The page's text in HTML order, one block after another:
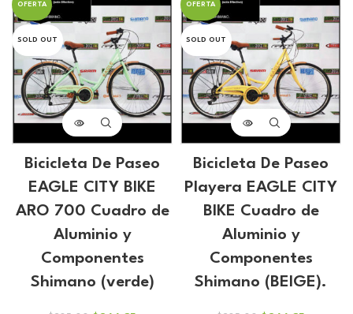
$285.00.
OFERTA
SOLD OUT
Bicicleta De Paseo
EAGLE CITY BIKE
ARO 700 Cuadro de
Aluminio y
Componentes
Shimano (verde)
OFERTA
SOLD OUT
Bicicleta De Paseo
Playera EAGLE CITY
BIKE Cuadro de
Aluminio y
Componentes
Shimano (BEIGE).